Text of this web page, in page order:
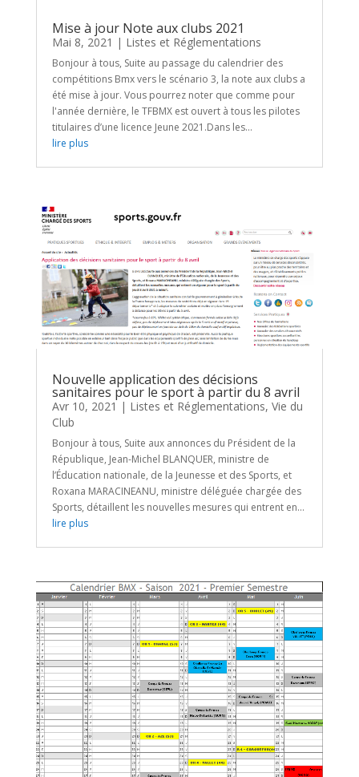
Mise à jour Note aux clubs 2021
Mai 8, 2021 | Listes et Réglementations
Bonjour à tous, Suite au passage du calendrier des
compétitions Bmx vers le scénario 3, la note aux clubs a
été mise à jour. Vous pourrez noter que comme pour
l'année dernière, le TFBMX est ouvert à tous les pilotes
titulaires d’une licence Jeune 2021.Dans les...
lire plus
Nouvelle application des décisions
sanitaires pour le sport à partir du 8 avril
Avr 10, 2021 | Listes et Réglementations, Vie du
Club
Bonjour à tous, Suite aux annonces du Président de la
République, Jean-Michel BLANQUER, ministre de
l’Éducation nationale, de la Jeunesse et des Sports, et
Roxana MARACINEANU, ministre déléguée chargée des
Sports, détaillent les nouvelles mesures qui entrent en...
lire plus